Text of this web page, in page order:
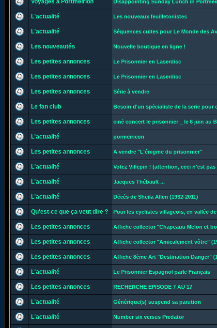
Voyages à Portmeirion Disappointing Sunday Lunch in
L'actualité Les nouveaux feuilletonistes
L'actualité Séquences cultes pour Le Monde des
Les nouveautés Nouvelle boutique en ligne !
Les petites annonces Le Prisonnier en Laserdisc
Les petites annonces Le Prisonnier en Laserdisc
Les petites annonces Série à vendre
Le fan club Besoin d'un spécialiste de la serie pour
Les petites annonces ciné concert le prisonnier _ le 6 juin au
L'actualité pormeiricon
Les petites annonces A vendre "L'énigme du prisonnier"
L'actualité Votez Villepin ! (attention, ceci n'est
L'actualité Jacques Thébault ...
L'actualité Décès de Sheila Allen (1932-2011)
Qu'est-ce que ça veut dire ? Pour les cyclistes villageois, en vallée
Les petites annonces Affiche collector "Chapeauu Melon et
Les petites annonces Affiche collector "Amicalement vôtre"
Les petites annonces Affiche 8ème Art "Destination Danger"
L'actualité Le Prisonnier Espagnol parle Français
Les petites annonces RECHERCHE EPISODE 7 AU 17
L'actualité Générique(s) suspend sa parution
L'actualité Number six versus Predator